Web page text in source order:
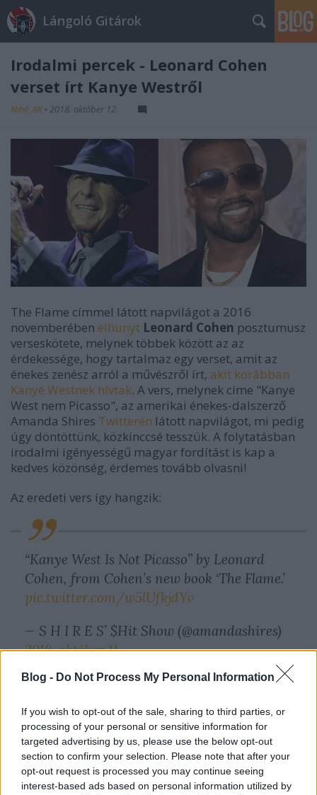
Blog - Do Not Process My Personal Information
If you wish to opt-out of the sale, sharing to third parties, or
processing of your personal or sensitive information for
targeted advertising by us, please use the below opt-out
section to confirm your selection. Please note that after your
opt-out request is processed you may continue seeing
interest-based ads based on personal information utilized by
Lángoló Gitárok
Irodalmi percek - Leonard Cohen
verset írt Kanye Westről
Nihil_AK • 2018. október 12.
The Flame címmel látott napvilágot a 2016
novemberében elhunyt Leonard Cohen posztumusz
verseskötete, melynek többek között az az
érdekessége, hogy tartalmaz egy verset, amit az
énekes zenész arról a művészről írt, akit korábban
Kanyé Westnek hívtak. A vers, melynek címe "Kanye
West nem Picasso", az amerikai énekes-dalszerző
Amanda Shires Twitterén látott napvilágot, mi pedig
úgy döntöttünk, közkinccsé tesszük. A folytatásban
irodalmi igényességű magyar fordítást is kap a
kedves közönség, érdemes tovább olvasni!
Az eredeti vers így hangzik:
“Kanye West Is Not Picasso” by Leonard
Cohen, from Cohen’s new book ‘The Flame.’
pic.twitter.com/w5lUfkjdYv
— S H I R E S’ $Hit Show (@amandashires)
2018. október 11.
És a nagy érdeklődésre való tekintettel itt a magyar
Kanye West nem Picasso